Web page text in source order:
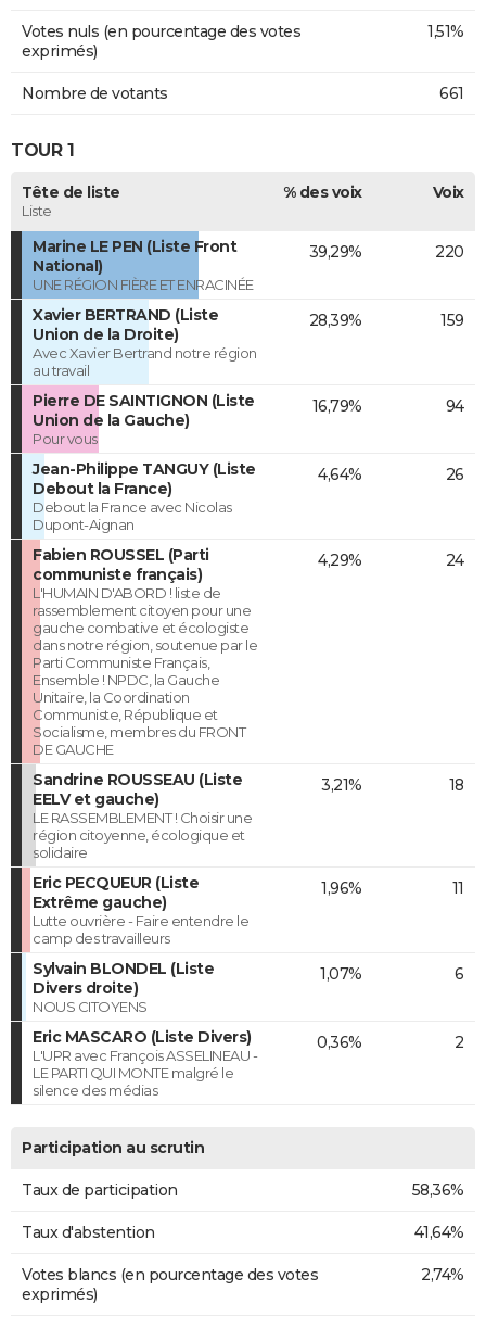
Votes nuls (en pourcentage des votes
exprimés)
1,51%
Nombre de votants 661
TOUR 1
Tête de liste
Liste
% des voix Voix
Marine LE PEN (Liste Front
National)
UNE RÉGION FIÈRE ET ENRACINÉE
39,29% 220
Xavier BERTRAND (Liste
Union de la Droite)
Avec Xavier Bertrand notre région
au travail
28,39% 159
Pierre DE SAINTIGNON (Liste
Union de la Gauche)
Pour vous
16,79% 94
Jean-Philippe TANGUY (Liste
Debout la France)
Debout la France avec Nicolas
Dupont-Aignan
4,64% 26
Fabien ROUSSEL (Parti
communiste français)
L'HUMAIN D'ABORD ! liste de
rassemblement citoyen pour une
gauche combative et écologiste
dans notre région, soutenue par le
Parti Communiste Français,
Ensemble ! NPDC, la Gauche
Unitaire, la Coordination
Communiste, République et
Socialisme, membres du FRONT
DE GAUCHE
4,29% 24
Sandrine ROUSSEAU (Liste
EELV et gauche)
LE RASSEMBLEMENT ! Choisir une
région citoyenne, écologique et
solidaire
3,21% 18
Eric PECQUEUR (Liste
Extrême gauche)
Lutte ouvrière - Faire entendre le
camp des travailleurs
1,96% 11
Sylvain BLONDEL (Liste
Divers droite)
NOUS CITOYENS
1,07% 6
Eric MASCARO (Liste Divers)
L'UPR avec François ASSELINEAU -
LE PARTI QUI MONTE malgré le
silence des médias
0,36% 2
Participation au scrutin
Taux de participation 58,36%
Taux d'abstention 41,64%
Votes blancs (en pourcentage des votes
exprimés)
2,74%